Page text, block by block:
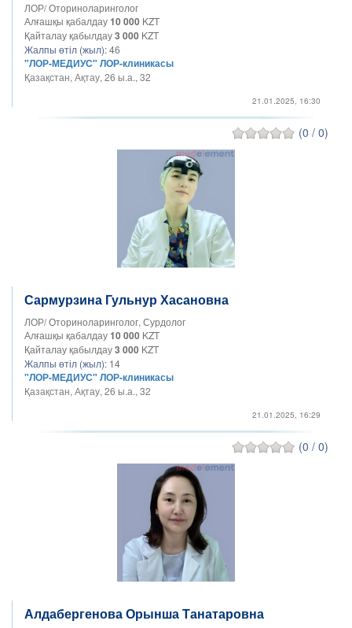
ЛОР/ Оториноларинголог
Алғашқы қабалдау10 000 KZT
Қайталау қабылдау3 000 KZT
Жалпы өтіл (жыл):46
"ЛОР-МЕДИУС" ЛОР-клиникасы
Қазақстан, Ақтау, 26 ы.а., 32
21.01.2025, 16:30
(0 / 0)
Сармурзина Гульнур Хасановна
ЛОР/ Оториноларинголог, Сурдолог
Алғашқы қабалдау10 000 KZT
Қайталау қабылдау3 000 KZT
Жалпы өтіл (жыл): 14
"ЛОР-МЕДИУС" ЛОР-клиникасы
Қазақстан, Ақтау, 26 ы.а., 32
21.01.2025, 16:29
(0 / 0)
Алдабергенова Орынша Танатаровна